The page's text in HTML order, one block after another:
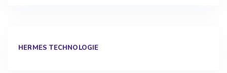
HERMES TECHNOLOGIE